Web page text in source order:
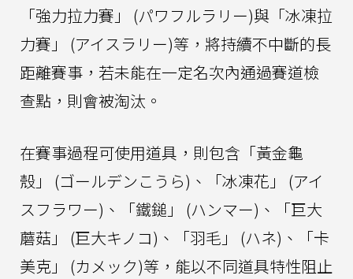
「強力拉力賽」 (パワフルラリー)與「冰凍拉
力賽」 (アイスラリー)等，將持續不中斷的長
距離賽事，若未能在一定名次內通過賽道檢
查點，則會被淘汰。
在賽事過程可使用道具，則包含「黃金龜
殼」 (ゴールデンこうら)、「冰凍花」 (アイ
スフラワー)、「鐵鎚」 (ハンマー)、「巨大
蘑菇」 (巨大キノコ)、「羽毛」 (ハネ)、「卡
美克」 (カメック)等，能以不同道具特性阻止